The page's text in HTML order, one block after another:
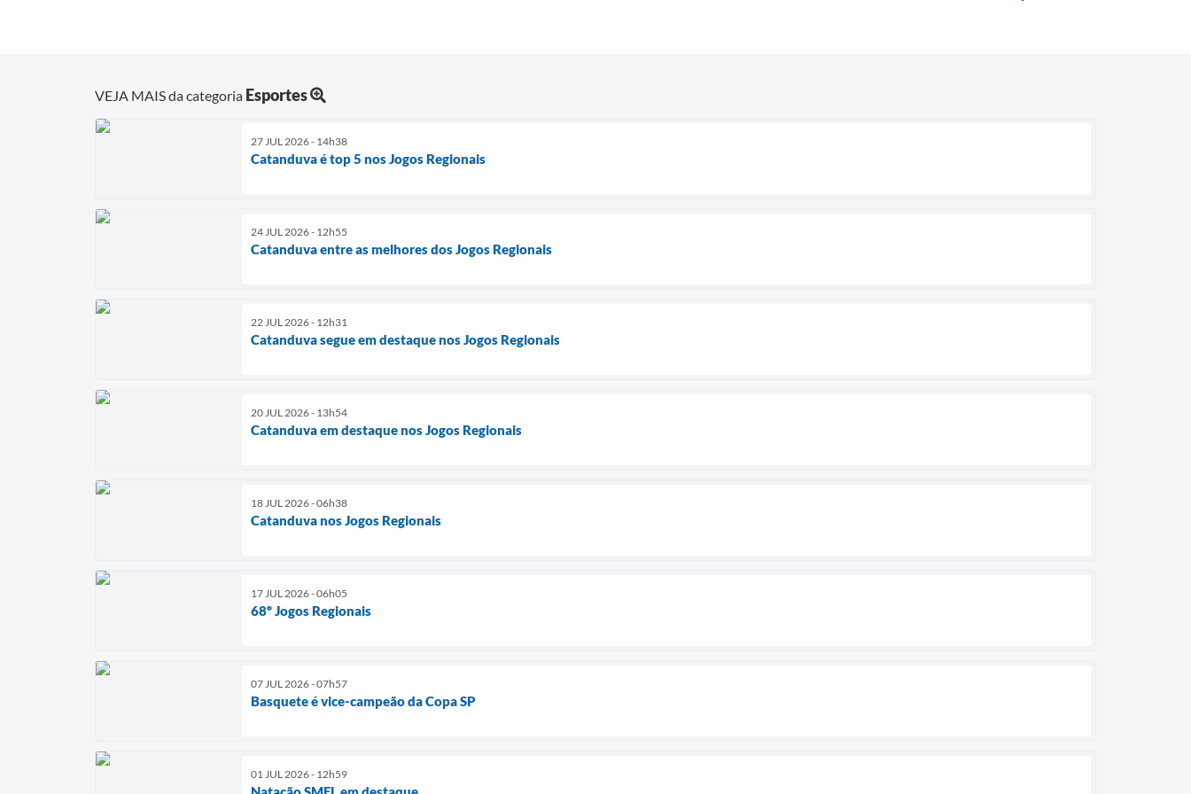
VEJA MAIS da categoria Esportes
27 JUL 2026 - 14h38
Catanduva é top 5 nos Jogos Regionais
24 JUL 2026 - 12h55
Catanduva entre as melhores dos Jogos Regionais
22 JUL 2026 - 12h31
Catanduva segue em destaque nos Jogos Regionais
20 JUL 2026 - 13h54
Catanduva em destaque nos Jogos Regionais
18 JUL 2026 - 06h38
Catanduva nos Jogos Regionais
17 JUL 2026 - 06h05
68º Jogos Regionais
07 JUL 2026 - 07h57
Basquete é vice-campeão da Copa SP
01 JUL 2026 - 12h59